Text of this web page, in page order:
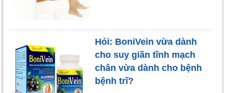
Hỏi: BoniVein vừa dành
cho suy giãn tĩnh mạch
chân vừa dành cho bệnh
bệnh trĩ?